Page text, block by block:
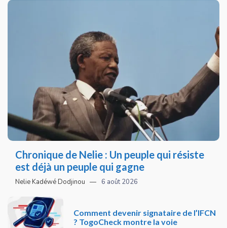
Chronique de Nelie : Un peuple qui résiste
est déjà un peuple qui gagne
Nelie Kadéwé Dodjinou 6 août 2026
Comment devenir signataire de l’IFCN
? TogoCheck montre la voie